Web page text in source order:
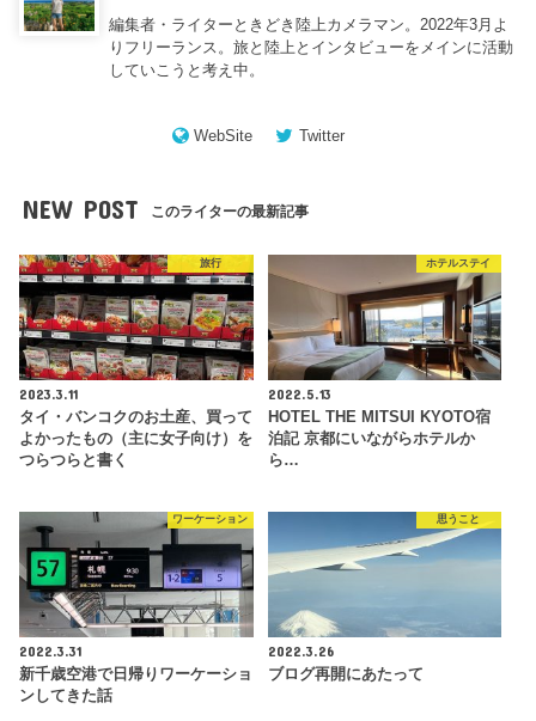
編集者・ライターときどき陸上カメラマン。2022年3月よ
りフリーランス。旅と陸上とインタビューをメインに活動
していこうと考え中。
WebSite Twitter
NEW POST このライターの最新記事
旅行
2023.3.11
タイ・バンコクのお土産、買って
よかったもの（主に女子向け）を
つらつらと書く
ホテルステイ
2022.5.13
HOTEL THE MITSUI KYOTO宿
泊記 京都にいながらホテルか
ら…
ワーケーション
2022.3.31
新千歳空港で日帰りワーケーショ
ンしてきた話
思うこと
2022.3.26
ブログ再開にあたって